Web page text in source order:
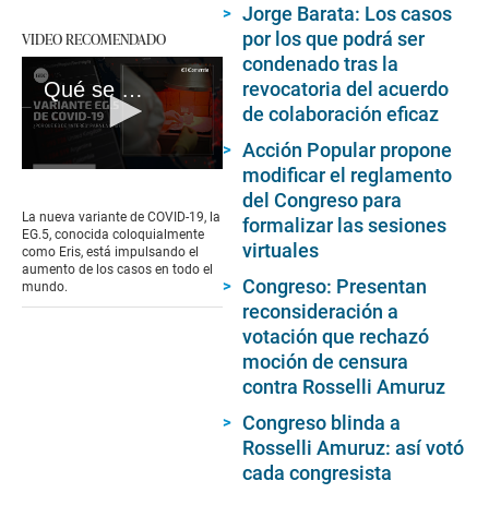
VIDEO RECOMENDADO
Qué se sabe de Eris, la nueva variante de COVID-19
of
3
minutes,
20
seconds
La nueva variante de COVID-19, la
EG.5, conocida coloquialmente
como Eris, está impulsando el
aumento de los casos en todo el
mundo.
Jorge Barata: Los casos
por los que podrá ser
condenado tras la
revocatoria del acuerdo
de colaboración eficaz
Acción Popular propone
modificar el reglamento
del Congreso para
formalizar las sesiones
virtuales
Congreso: Presentan
reconsideración a
votación que rechazó
moción de censura
contra Rosselli Amuruz
Congreso blinda a
Rosselli Amuruz: así votó
cada congresista